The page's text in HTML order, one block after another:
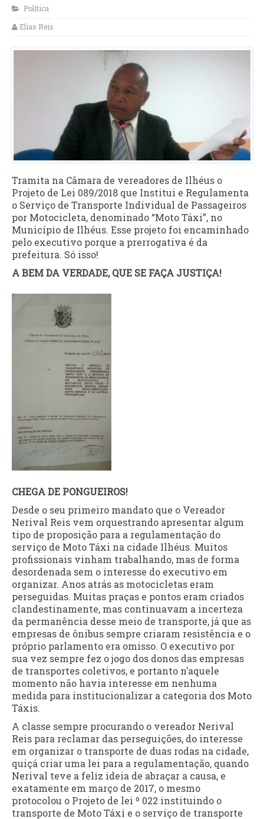
Política
Elias Reis
Tramita na Câmara de vereadores de Ilhéus o
Projeto de Lei 089/2018 que Institui e Regulamenta
o Serviço de Transporte Individual de Passageiros
por Motocicleta, denominado “Moto Táxi”, no
Município de Ilhéus. Esse projeto foi encaminhado
pelo executivo porque a prerrogativa é da
prefeitura. Só isso!
A BEM DA VERDADE, QUE SE FAÇA JUSTIÇA!
CHEGA DE PONGUEIROS!
Desde o seu primeiro mandato que o Vereador
Nerival Reis vem orquestrando apresentar algum
tipo de proposição para a regulamentação do
serviço de Moto Táxi na cidade Ilhéus. Muitos
profissionais vinham trabalhando, mas de forma
desordenada sem o interesse do executivo em
organizar. Anos atrás as motocicletas eram
perseguidas. Muitas praças e pontos eram criados
clandestinamente, mas continuavam a incerteza
da permanência desse meio de transporte, já que as
empresas de ônibus sempre criaram resistência e o
próprio parlamento era omisso. O executivo por
sua vez sempre fez o jogo dos donos das empresas
de transportes coletivos, e portanto n’aquele
momento não havia interesse em nenhuma
medida para institucionalizar a categoria dos Moto
Táxis.
A classe sempre procurando o vereador Nerival
Reis para reclamar das perseguições, do interesse
em organizar o transporte de duas rodas na cidade,
quiçá criar uma lei para a regulamentação, quando
Nerival teve a feliz ideia de abraçar a causa, e
exatamente em março de 2017, o mesmo
protocolou o Projeto de lei º 022 instituindo o
transporte de Moto Táxi e o serviço de transporte